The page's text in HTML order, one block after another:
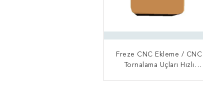
Freze CNC Ekleme / CNC
Tornalama Uçları Hızlı
Tungsten Karbür Uç CNC
Torna Karbür Torna Uçlar